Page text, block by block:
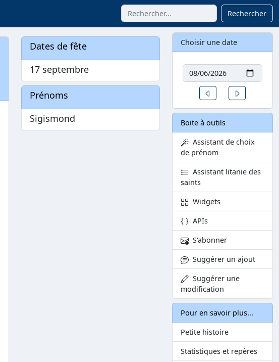
Rechercher
Dates de fête
17 septembre
Prénoms
Sigismond
Choisir une date
Date
Un jour avant
Boite à outils
Assistant de choix
de prénom
Assistant litanie des
saints
Widgets
APIs
S'abonner
Suggérer un ajout
Suggérer une
modification
Pour en savoir plus...
Petite histoire
Statistiques et repères